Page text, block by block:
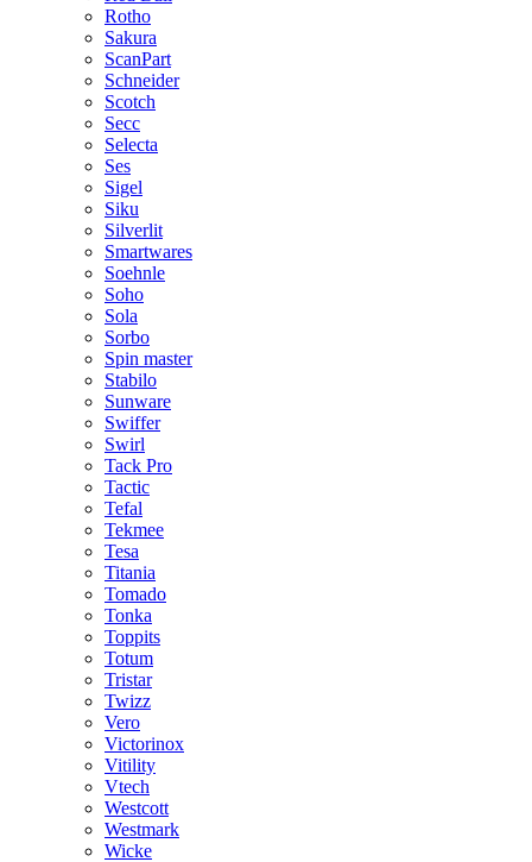
Rotho
Sakura
ScanPart
Schneider
Scotch
Secc
Selecta
Ses
Sigel
Siku
Silverlit
Smartwares
Soehnle
Soho
Sola
Sorbo
Spin master
Stabilo
Sunware
Swiffer
Swirl
Tack Pro
Tactic
Tefal
Tekmee
Tesa
Titania
Tomado
Tonka
Toppits
Totum
Tristar
Twizz
Vero
Victorinox
Vitility
Vtech
Westcott
Westmark
Wicke